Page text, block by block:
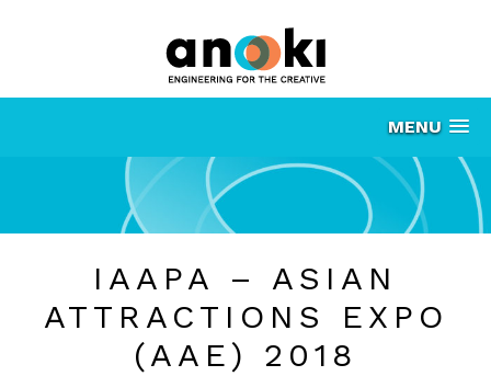
MENU
IAAPA – ASIAN
ATTRACTIONS EXPO
(AAE) 2018